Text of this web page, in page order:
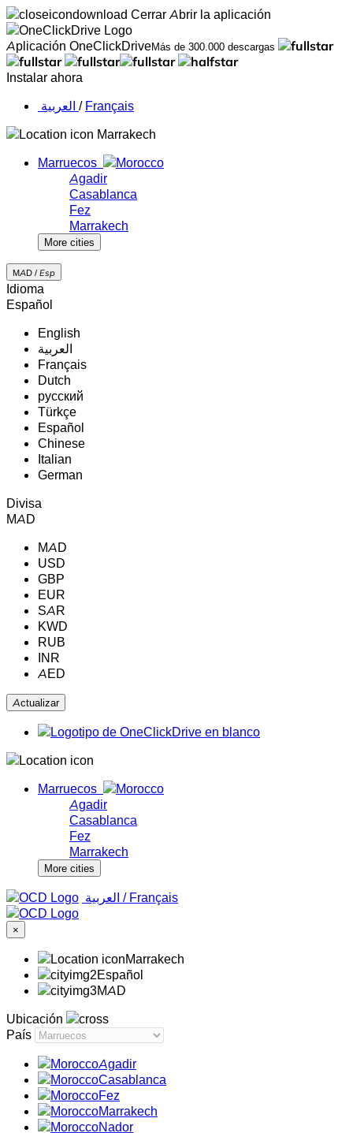
Cerrar Abrir la aplicación
Aplicación OneClickDriveMás de 300.000 descargas
Instalar ahora
‏العربية ‏ / Français
Marrakech
Marruecos
Agadir
Casablanca
Fez
Marrakech
More cities
MAD / Esp
Idioma
Español
English
‏العربية‏
Français
Dutch
русский
Türkçe
Español
Chinese
Italian
German
Divisa
MAD
MAD
USD
GBP
EUR
SAR
KWD
RUB
INR
AED
Marruecos
Agadir
Casablanca
Fez
Marrakech
More cities
‏العربية ‏ / Français
×
Marrakech
Español
MAD
Ubicación
País
Agadir
Casablanca
Fez
Marrakech
Nador